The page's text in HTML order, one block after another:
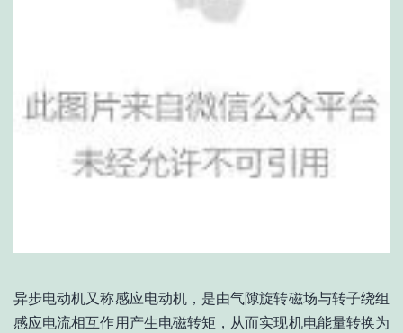
异步电动机又称感应电动机，是由气隙旋转磁场与转子绕组
感应电流相互作用产生电磁转矩，从而实现机电能量转换为